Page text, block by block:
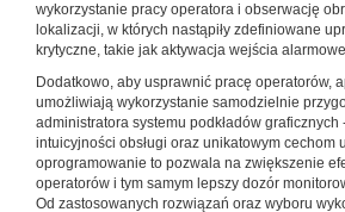
wykorzystanie pracy operatora i obserwację
lokalizacji, w których nastąpiły zdefiniowane
krytyczne, takie jak aktywacja wejścia
Dodatkowo, aby usprawnić pracę operatorów,
umożliwiają wykorzystanie samodzielnie
administratora systemu podkładów graficznych
intuicyjności obsługi oraz unikatowym cechom
oprogramowanie to pozwala na zwiększenie
operatorów i tym samym lepszy dozór
Od zastosowanych rozwiązań oraz wyboru